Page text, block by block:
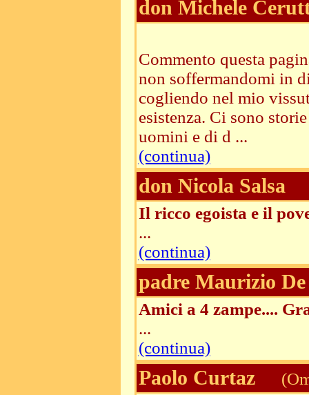
don Michele
Commento questa
non soffermandomi in
cogliendo nel mio
esistenza. Ci sono
uomini e di d ...
(continua)
don Nicola Salsa
Il ricco egoista e il
...
(continua)
padre Maurizio De
Amici a 4 zampe....
...
(continua)
Paolo Curtaz